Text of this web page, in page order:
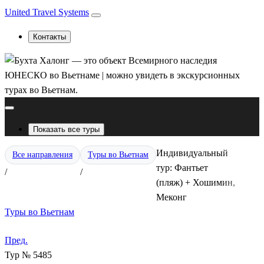
United Travel Systems
Контакты
Показать все туры
Все направления
/
Туры во Вьетнам
/
Индивидуальный
тур: Фантьет
(пляж) + Хошимин,
Меконг
Туры во Вьетнам
Пред.
Тур № 5485